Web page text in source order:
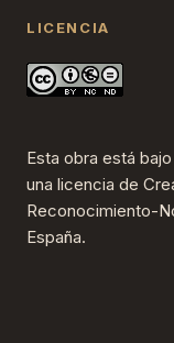
LICENCIA
Esta obra está bajo
una licencia de
Reconocimiento-
España.